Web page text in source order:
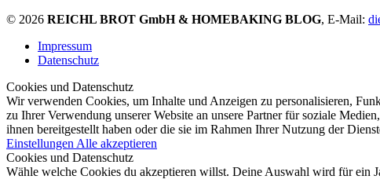
© 2026 REICHL BROT GmbH & HOMEBAKING BLOG, E-Mail:
Impressum
Datenschutz
Cookies und Datenschutz
Wir verwenden Cookies, um Inhalte und Anzeigen zu personalisieren,
zu Ihrer Verwendung unserer Website an unsere Partner für soziale
ihnen bereitgestellt haben oder die sie im Rahmen Ihrer Nutzung der
Einstellungen Alle akzeptieren
Cookies und Datenschutz
Wähle welche Cookies du akzeptieren willst. Deine Auswahl wird für ein